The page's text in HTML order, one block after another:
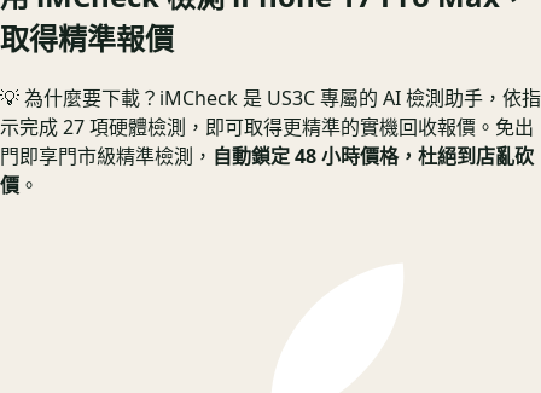
取得精準報價
💡 為什麼要下載？ iMCheck 是 US3C 專屬的 AI 檢測助手，依指
示完成 27 項硬體檢測，即可取得更精準的實機回收報價。 免出
門即享門市級精準檢測， 自動鎖定 48 小時價格，杜絕到店亂砍
價 。